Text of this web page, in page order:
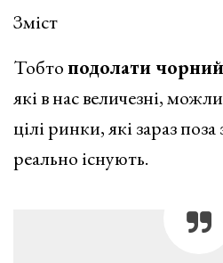
Зміст
Тобтоподолати
які в нас величезні,
цілі ринки, які зараз
реально існують.